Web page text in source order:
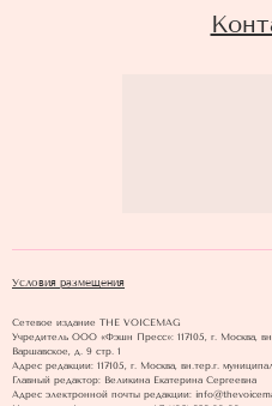
Условия размещения
Сетевое издание THE VOICEMAG
Учредитель ООО «Фэшн Пресс»: 117105, г. Москва,
Варшавское, д. 9 стр. 1
Адрес редакции: 117105, г. Москва, вн.тер.г.
Главный редактор: Великина Екатерина Сергеевна
Адрес электронной почты редакции: